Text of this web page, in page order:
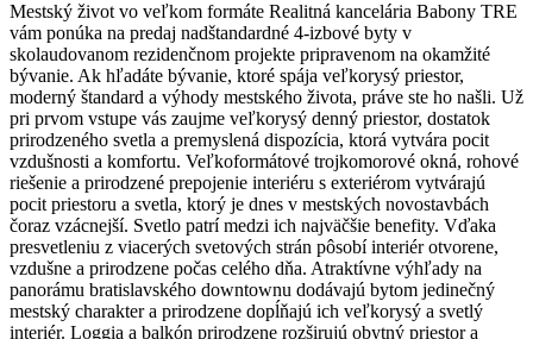
Mestský život vo veľkom formáte Realitná kancelária Babony TRE
vám ponúka na predaj nadštandardné 4-izbové byty v
skolaudovanom rezidenčnom projekte pripravenom na okamžité
bývanie. Ak hľadáte bývanie, ktoré spája veľkorysý priestor,
moderný štandard a výhody mestského života, práve ste ho našli. Už
pri prvom vstupe vás zaujme veľkorysý denný priestor, dostatok
prirodzeného svetla a premyslená dispozícia, ktorá vytvára pocit
vzdušnosti a komfortu. Veľkoformátové trojkomorové okná, rohové
riešenie a prirodzené prepojenie interiéru s exteriérom vytvárajú
pocit priestoru a svetla, ktorý je dnes v mestských novostavbách
čoraz vzácnejší. Svetlo patrí medzi ich najväčšie benefity. Vďaka
presvetleniu z viacerých svetových strán pôsobí interiér otvorene,
vzdušne a prirodzene počas celého dňa. Atraktívne výhľady na
panorámu bratislavského downtownu dodávajú bytom jedinečný
mestský charakter a prirodzene dopĺňajú ich veľkorysý a svetlý
interiér. Loggia a balkón prirodzene rozširujú obytný priestor a